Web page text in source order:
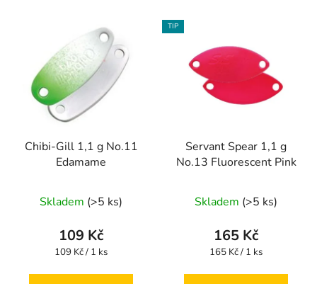
Chibi-Gill 1,1 g No.11
Edamame
Skladem (>5 ks)
109 Kč
Měrná
109 Kč / 1 ks
TIP
Servant Spear 1,1 g
No.13 Fluorescent Pink
Skladem (>5 ks)
165 Kč
Měrná
165 Kč / 1 ks